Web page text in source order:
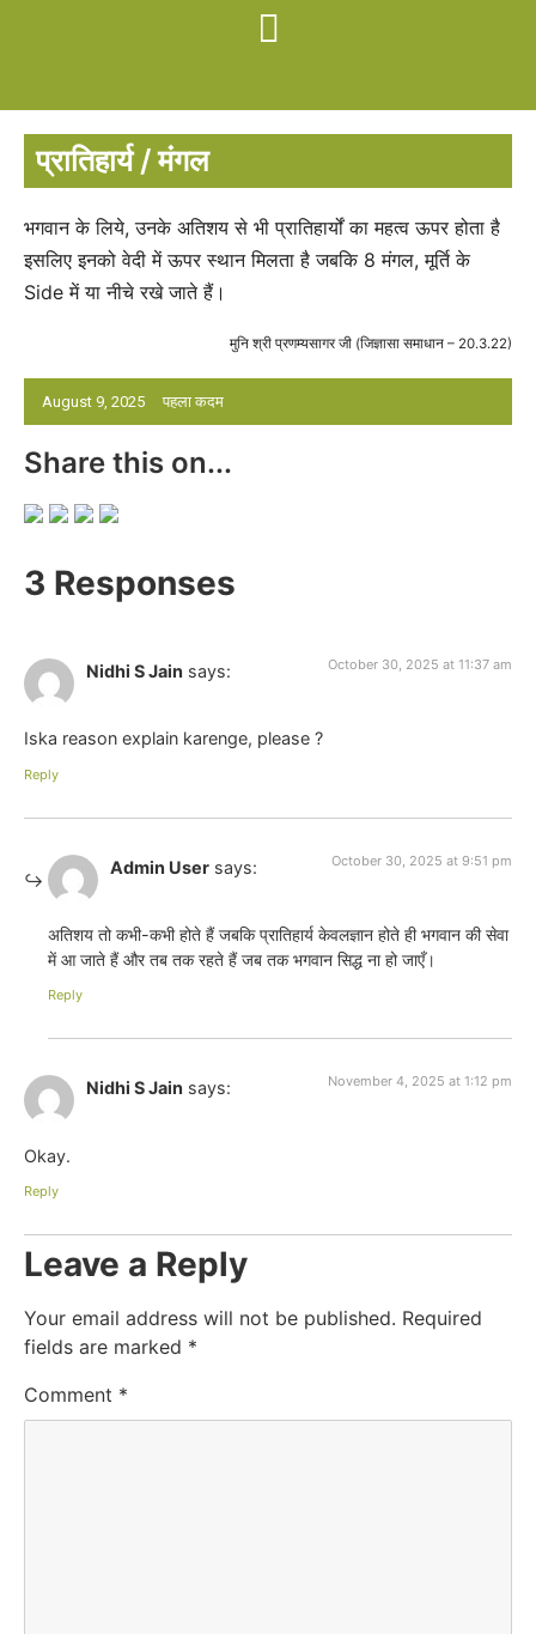
प्रातिहार्य / मंगल
August 9, 2025 पहला कदम
भगवान के लिये, उनके अतिशय से भी प्रातिहार्यों का महत्व ऊपर होता है
इसलिए इनको वेदी में ऊपर स्थान मिलता है जबकि 8 मंगल, मूर्ति के
Side में या नीचे रखे जाते हैं।
मुनि श्री प्रणम्यसागर जी (जिज्ञासा समाधान – 20.3.22)
Share this on...
3 Responses
Nidhi S Jain says: October 30, 2025 at 11:37 am
Iska reason explain karenge, please ?
Reply
Admin User says: October 30, 2025 at 9:51 pm
अतिशय तो कभी-कभी होते हैं जबकि प्रातिहार्य केवलज्ञान होते ही भगवान की सेवा
में आ जाते हैं और तब तक रहते हैं जब तक भगवान सिद्ध ना हो जाएँ।
Reply
Nidhi S Jain says: November 4, 2025 at 1:12 pm
Okay.
Reply
Leave a Reply
Your email address will not be published. Required
fields are marked *
Comment *